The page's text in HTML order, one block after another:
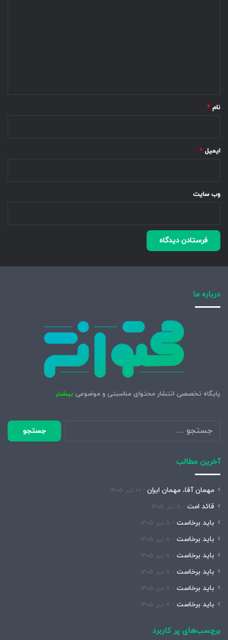
نام *
ایمیل *
وب‌ سایت
درباره ما
پایگاه تخصصی انتشار محتوای مناسبتی و موضوعی بیشتر
جستجو
برای:
آخرین مطالب
مهمان آقا، مهمان ایران ۱۰ تیر ۱۴۰۵
قائد امت ۸ تیر ۱۴۰۵
باید برخاست ۸ تیر ۱۴۰۵
باید برخاست ۸ تیر ۱۴۰۵
باید برخاست ۸ تیر ۱۴۰۵
باید برخاست ۸ تیر ۱۴۰۵
باید برخاست ۸ تیر ۱۴۰۵
باید برخاست ۸ تیر ۱۴۰۵
برچسب‌های پر کاربرد